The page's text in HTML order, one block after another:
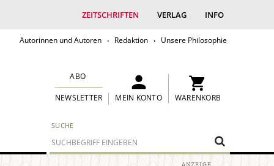
ZEITSCHRIFTEN VERLAG INFO
Autorinnen und Autoren Redaktion Unsere Philosophie
SUCHE
ABO
NEWSLETTER MEIN KONTO WARENKORB